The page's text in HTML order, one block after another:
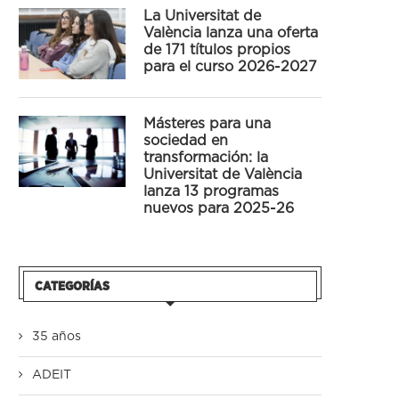
La Universitat de
València lanza una oferta
de 171 títulos propios
para el curso 2026-2027
Másteres para una
sociedad en
transformación: la
Universitat de València
lanza 13 programas
nuevos para 2025-26
CATEGORÍAS
35 años
ADEIT